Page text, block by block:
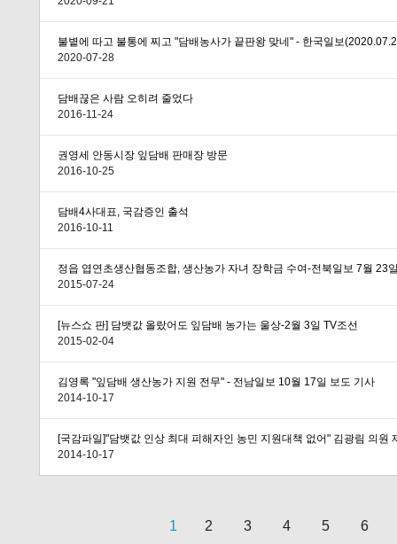
불볕에 따고 불통에 찌고 "담배농사가 끝판왕 맞네" - 한국일보
2020-07-28
담배끊은 사람 오히려 줄었다
2016-11-24
권영세 안동시장 잎담배 판매장 방문
2016-10-25
담배4사대표, 국감증인 출석
2016-10-11
정읍 엽연초생산협동조합, 생산농가 자녀 장학금 수여-전북일보 7월 23
2015-07-24
[뉴스쇼 판] 담뱃값 올랐어도 잎담배 농가는 울상-2월 3일 TV조선
2015-02-04
김영록 "잎담배 생산농가 지원 전무" - 전남일보 10월 17일 보도 기사
2014-10-17
[국감파일]"담뱃값 인상 최대 피해자인 농민 지원대책 없어" 김광림 의
2014-10-17
1 2 3 4 5 6